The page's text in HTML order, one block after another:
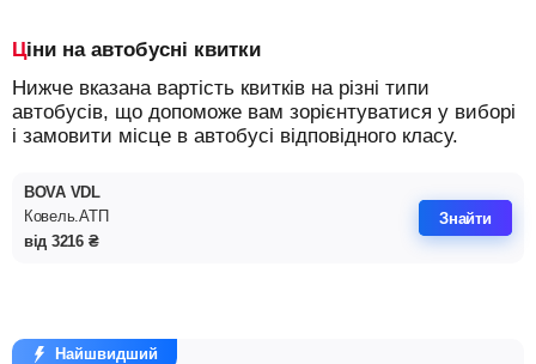
Ціни на автобусні квитки
Нижче вказана вартість квитків на різні типи
автобусів, що допоможе вам зорієнтуватися у виборі
і замовити місце в автобусі відповідного класу.
BOVA VDL
Ковель.АТП
від 3216 ₴
Знайти
Найшвидший